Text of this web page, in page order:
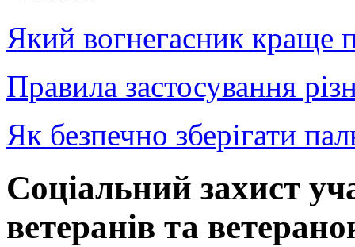
Який вогнегасник краще
Правила застосування
Як безпечно зберігати
Соціальний захист
ветеранів та